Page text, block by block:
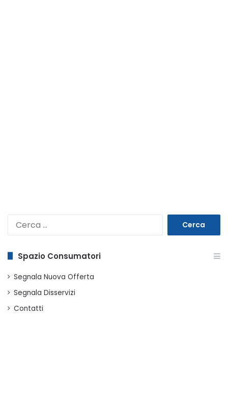
Spazio Consumatori
Segnala Nuova Offerta
Segnala Disservizi
Contatti